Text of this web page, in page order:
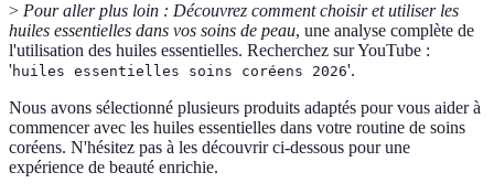
> Pour aller plus loin : Découvrez comment choisir et utiliser les
huiles essentielles dans vos soins de peau, une analyse complète de
l'utilisation des huiles essentielles. Recherchez sur YouTube :
'huiles essentielles soins coréens 2026'.
Nous avons sélectionné plusieurs produits adaptés pour vous aider à
commencer avec les huiles essentielles dans votre routine de soins
coréens. N'hésitez pas à les découvrir ci-dessous pour une
expérience de beauté enrichie.